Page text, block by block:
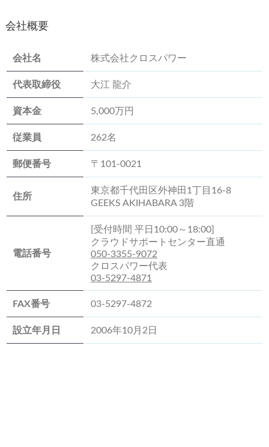
会社概要
会社名 株式会社クロスパワー
代表取締役 大江 龍介
資本金 5,000万円
従業員 262名
郵便番号 〒101-0021
住所
東京都千代田区外神田1丁目16-8
GEEKS AKIHABARA 3階
電話番号
[受付時間 平日10:00～18:00]
クラウドサポートセンター直通
050-3355-9072
クロスパワー代表
03-5297-4871
FAX番号 03-5297-4872
設立年月日 2006年10月2日